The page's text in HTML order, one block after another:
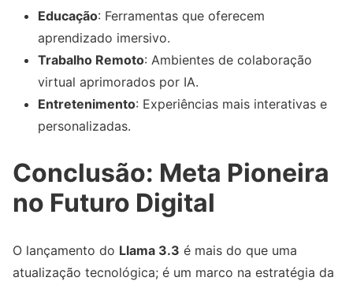
Educação: Ferramentas que oferecem
aprendizado imersivo.
Trabalho Remoto: Ambientes de colaboração
virtual aprimorados por IA.
Entretenimento: Experiências mais interativas e
personalizadas.
Conclusão: Meta Pioneira
no Futuro Digital
O lançamento do Llama 3.3 é mais do que uma
atualização tecnológica; é um marco na estratégia da